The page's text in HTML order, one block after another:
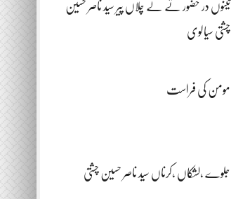
تینوں در حضور تے لے چلاں پیر سید ناصر حسین
چشتی سیالوی
مومن کی فراست
جلوے ،لشکاں ،کرناں سید ناصر حسین چشتی